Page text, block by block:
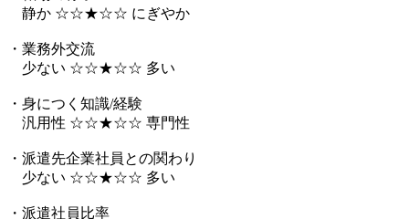
静か ☆☆★☆☆ にぎやか
・業務外交流
少ない ☆☆★☆☆ 多い
・身につく知識/経験
汎用性 ☆☆★☆☆ 専門性
・派遣先企業社員との関わり
少ない ☆☆★☆☆ 多い
・派遣社員比率